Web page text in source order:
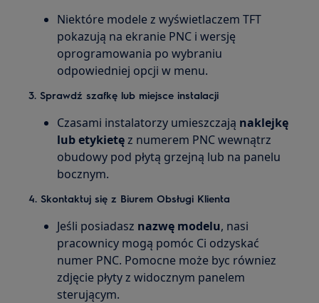
Niektóre modele z wyświetlaczem TFT
pokazują na ekranie PNC i wersję
oprogramowania po wybraniu
odpowiedniej opcji w menu.
3.Sprawdź szafkę lub miejsce instalacji
Czasami instalatorzy umieszczają naklejkę
lub etykietęz numerem PNC wewnątrz
obudowy pod płytą grzejną lub na panelu
bocznym.
4.Skontaktuj się z Biurem Obsługi Klienta
Jeśli posiadasz nazwę modelu, nasi
pracownicy mogą pomóc Ci odzyskać
numer PNC. Pomocne może byc równiez
zdjęcie płyty z widocznym panelem
sterującym.